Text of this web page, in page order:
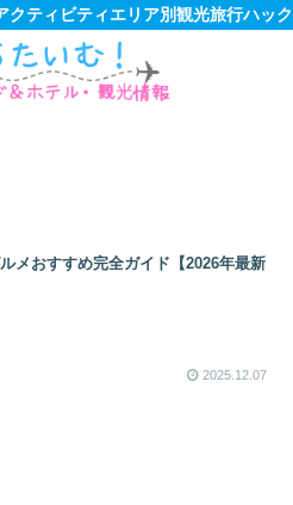
クティビティエリア別観光旅行ハック
メおすすめ完全ガイド【2026年最新
2025.12.07